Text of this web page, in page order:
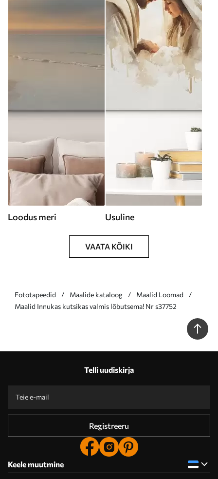
Loodus meri Usuline
VAATA KÕIKI
Fototapeedid Maalide kataloog
Maalid Loomad
Maalid Innukas kutsikas valmis lõbutsema! Nr s37752
Telli uudiskirja
Registreeru
Keele muutmine